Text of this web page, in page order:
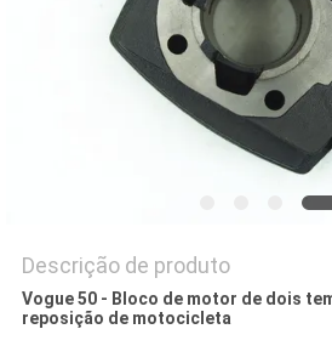
PRIVACY
POLICY
Descrição de produto
Vogue 50 - Bloco de motor de dois
reposição de motocicleta